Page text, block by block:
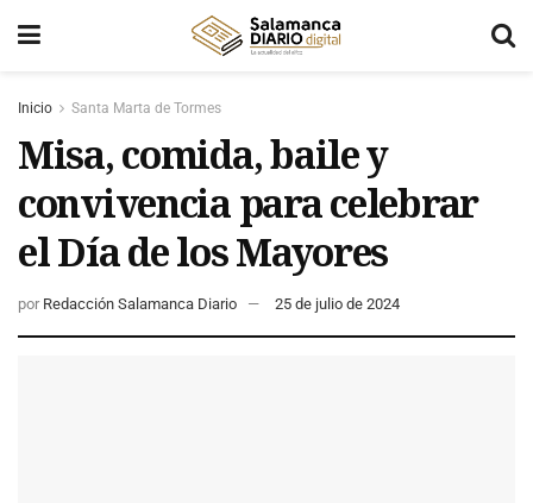
Inicio Santa Marta de Tormes
Misa, comida, baile y
convivencia para celebrar
el Día de los Mayores
por Redacción Salamanca Diario 25 de julio de 2024